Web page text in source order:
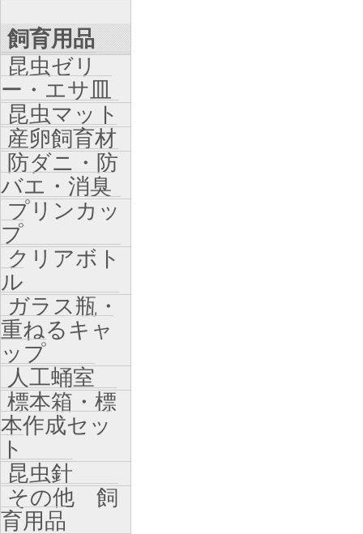
飼育用品
昆虫ゼリ
ー・エサ皿
昆虫マット
産卵飼育材
防ダニ・防
バエ・消臭
プリンカッ
プ
クリアボト
ル
ガラス瓶・
重ねるキャ
ップ
人工蛹室
標本箱・標
本作成セッ
ト
昆虫針
その他 飼
育用品